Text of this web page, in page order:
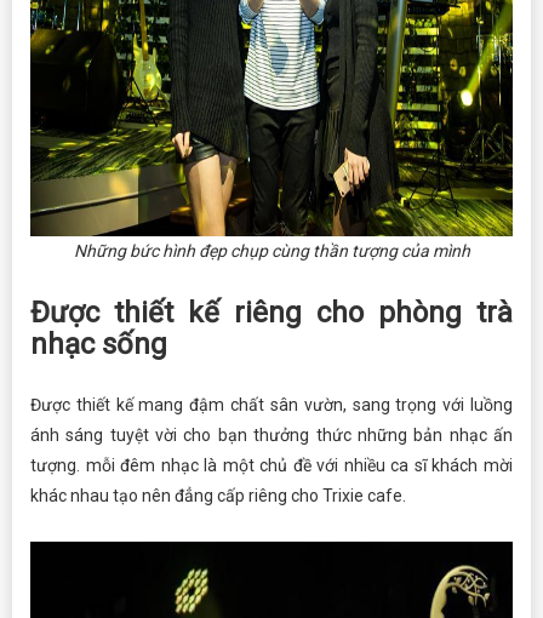
Những bức hình đẹp chụp cùng thần tượng của mình
Được thiết kế riêng cho phòng trà
nhạc sống
Được thiết kế mang đậm chất sân vườn, sang trọng với luồng
ánh sáng tuyệt vời cho bạn thưởng thức những bản nhạc ấn
tượng. mỗi đêm nhạc là một chủ đề với nhiều ca sĩ khách mời
khác nhau tạo nên đẳng cấp riêng cho Trixie cafe.